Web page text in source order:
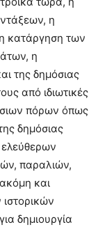
η
κατάργηση των
η
της δημόσιας
από ιδιωτικές
πόρων όπως
δημόσιας
παραλιών,
και
δημιουργία